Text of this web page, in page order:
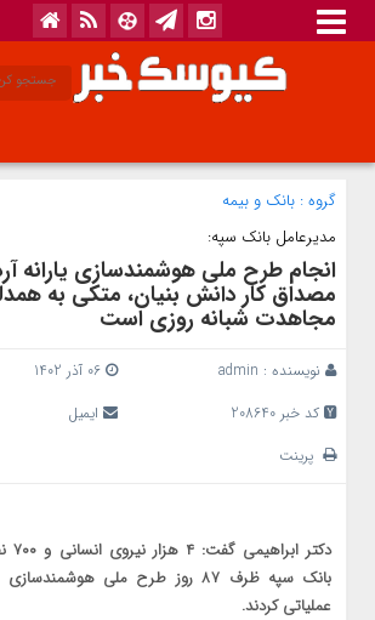
گروه : بانک‌ و بیمه
مدیرعامل بانک سپه:
انجام طرح ملی هوشمندسازی یارانه
مصداق کار دانش بنیان، متکی به
مجاهدت شبانه روزی است
نویسنده : admin
06 آذر 1402
کد خبر 208640
ایمیل
پرینت
دکتر
بانک سپه ظرف ۸۷ روز طرح ملی
عملیاتی کردند.